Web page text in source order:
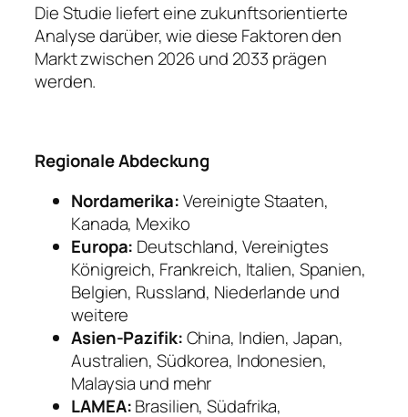
Die Studie liefert eine zukunftsorientierte
Analyse darüber, wie diese Faktoren den
Markt zwischen 2026 und 2033 prägen
werden.
Regionale Abdeckung
Nordamerika:Vereinigte Staaten,
Kanada, Mexiko
Europa: Deutschland, Vereinigtes
Königreich, Frankreich, Italien, Spanien,
Belgien, Russland, Niederlande und
weitere
Asien-Pazifik:China, Indien, Japan,
Australien, Südkorea, Indonesien,
Malaysia und mehr
LAMEA:Brasilien, Südafrika,